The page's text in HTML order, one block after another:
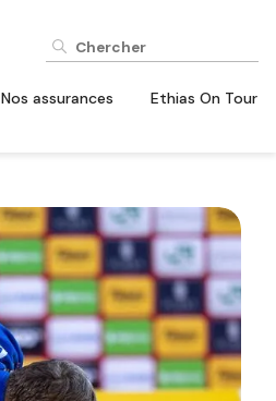
Nos assurances Ethias On Tour